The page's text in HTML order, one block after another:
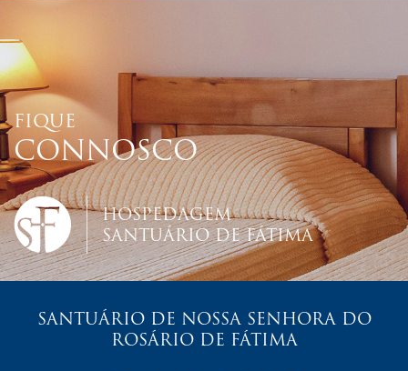
FIQUE
CONNOSCO
HOSPEDAGEM
SANTUÁRIO DE FÁTIMA
SANTUÁRIO DE NOSSA SENHORA DO
ROSÁRIO DE FÁTIMA